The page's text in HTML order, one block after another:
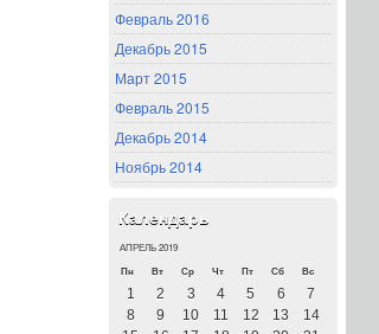
Февраль 2016
Декабрь 2015
Март 2015
Февраль 2015
Декабрь 2014
Ноябрь 2014
Календарь
АПРЕЛЬ 2019
Пн
Вт Ср Чт Пт Сб Вс
1 2 3 4 5 6
7
8
9 10 11 12 13
14